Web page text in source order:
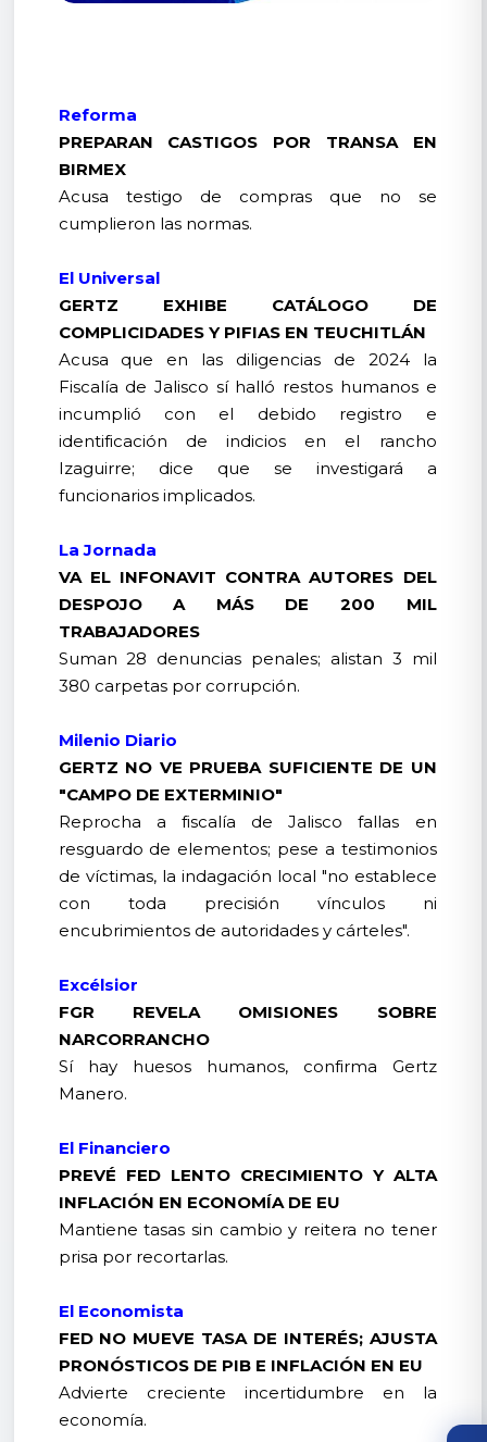
Reforma
PREPARAN CASTIGOS POR TRANSA EN
BIRMEX
Acusa testigo de compras que no se
cumplieron las normas.
El Universal
GERTZ EXHIBE CATÁLOGO DE
COMPLICIDADES Y PIFIAS EN TEUCHITLÁN
Acusa que en las diligencias de 2024 la
Fiscalía de Jalisco sí halló restos humanos e
incumplió con el debido registro e
identificación de indicios en el rancho
Izaguirre; dice que se investigará a
funcionarios implicados.
La Jornada
VA EL INFONAVIT CONTRA AUTORES DEL
DESPOJO A MÁS DE 200 MIL
TRABAJADORES
Suman 28 denuncias penales; alistan 3 mil
380 carpetas por corrupción.
Milenio Diario
GERTZ NO VE PRUEBA SUFICIENTE DE UN
"CAMPO DE EXTERMINIO"
Reprocha a fiscalía de Jalisco fallas en
resguardo de elementos; pese a testimonios
de víctimas, la indagación local "no establece
con toda precisión vínculos ni
encubrimientos de autoridades y cárteles".
Excélsior
FGR REVELA OMISIONES SOBRE
NARCORRANCHO
Sí hay huesos humanos, confirma Gertz
Manero.
El Financiero
PREVÉ FED LENTO CRECIMIENTO Y ALTA
INFLACIÓN EN ECONOMÍA DE EU
Mantiene tasas sin cambio y reitera no tener
prisa por recortarlas.
El Economista
FED NO MUEVE TASA DE INTERÉS; AJUSTA
PRONÓSTICOS DE PIB E INFLACIÓN EN EU
Advierte creciente incertidumbre en la
economía.